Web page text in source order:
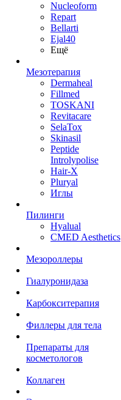
Nucleoform
Repart
Bellarti
Ejal40
Ещё
Мезотерапия
Dermaheal
Fillmed
TOSKANI
Revitacare
SelaTox
Skinasil
Peptide
Introlypolise
Hair-X
Pluryal
Иглы
Пилинги
Hyalual
CMED Aesthetics
Мезороллеры
Гиалуронидаза
Карбокситерапия
Филлеры для тела
Препараты для
косметологов
Коллаген